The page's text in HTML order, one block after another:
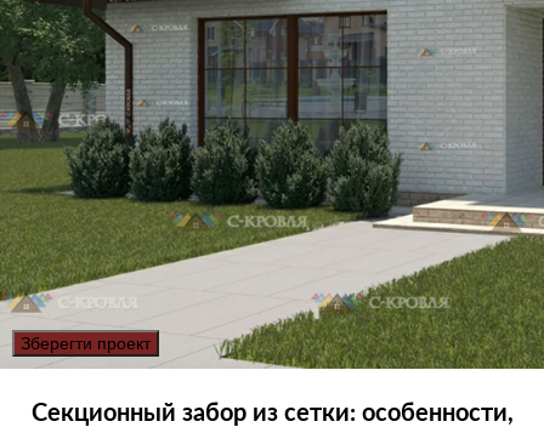
Зберегти проект
Секционный забор из сетки: особенности,